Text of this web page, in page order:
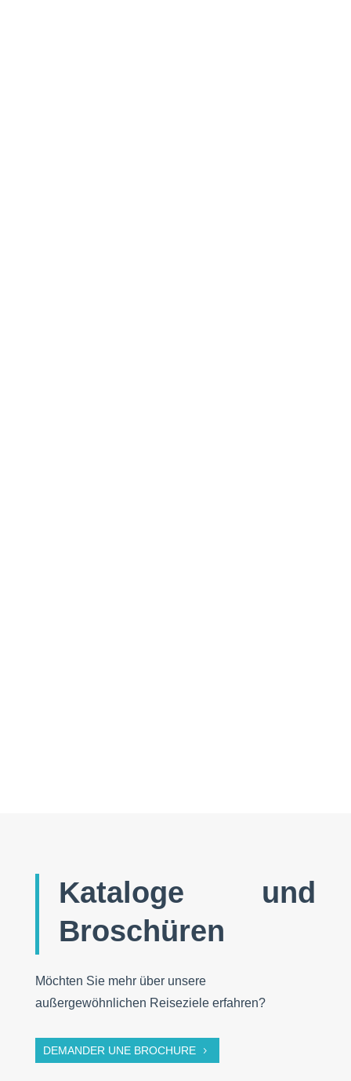
Kataloge und
Broschüren
Möchten Sie mehr über unsere
außergewöhnlichen Reiseziele erfahren?
DEMANDER UNE BROCHURE